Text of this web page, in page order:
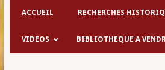
ACCUEIL RECHERCHES
VIDEOS BIBLIOTHEQUE A